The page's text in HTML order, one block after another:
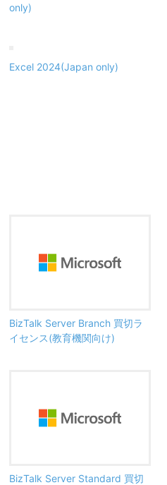
only)
Excel 2024(Japan only)
BizTalk Server Branch 買切ラ
イセンス(教育機関向け)
BizTalk Server Standard 買切